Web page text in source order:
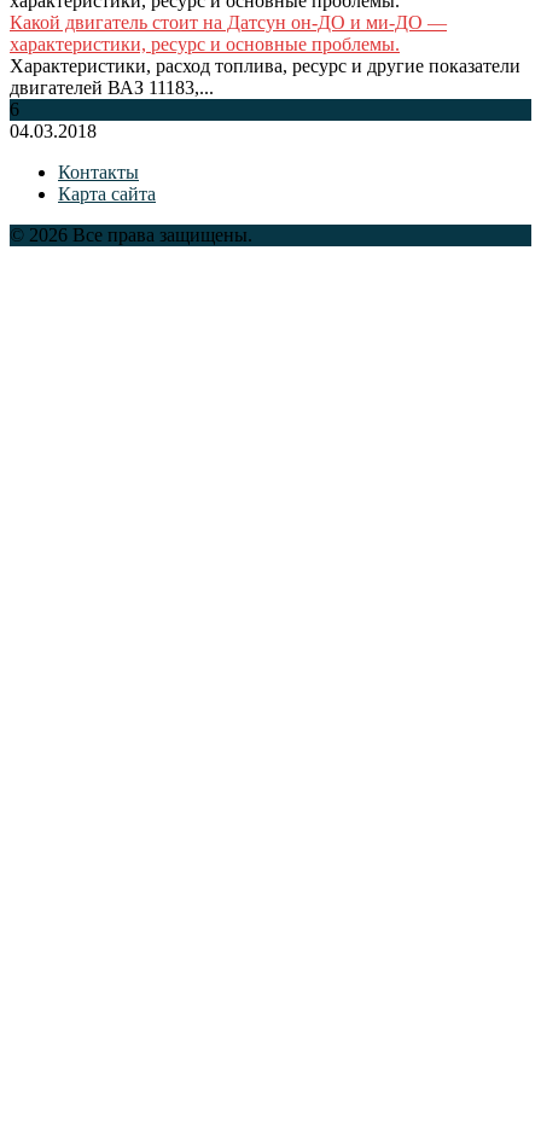
Какой двигатель стоит на Датсун он-ДО и ми-ДО —
характеристики, ресурс и основные проблемы.
Характеристики, расход топлива, ресурс и другие показатели
двигателей ВАЗ 11183,...
6
04.03.2018
Контакты
Карта сайта
© 2026 Все права защищены.